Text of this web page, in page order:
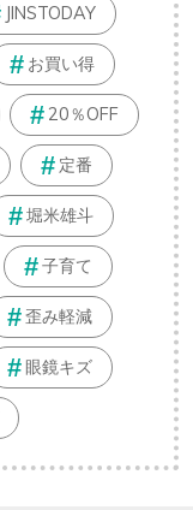
JINSTODAY
お買い得
20％OFF
定番
堀米雄斗
子育て
歪み軽減
眼鏡キズ